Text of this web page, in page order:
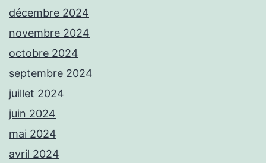
décembre 2024
novembre 2024
octobre 2024
septembre 2024
juillet 2024
juin 2024
mai 2024
avril 2024